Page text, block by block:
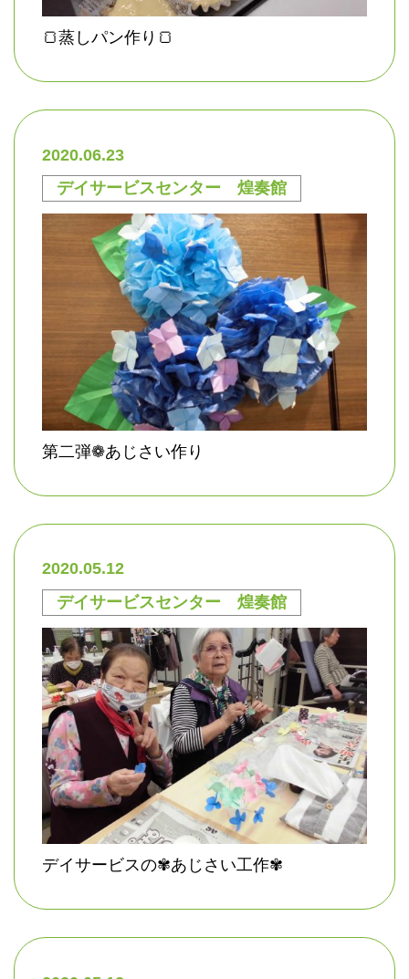
🍞蒸しパン作り🍞
2020.06.23
デイサービスセンター 煌奏館
第二弾❁あじさい作り
2020.05.12
デイサービスセンター 煌奏館
デイサービスの✾あじさい工作✾